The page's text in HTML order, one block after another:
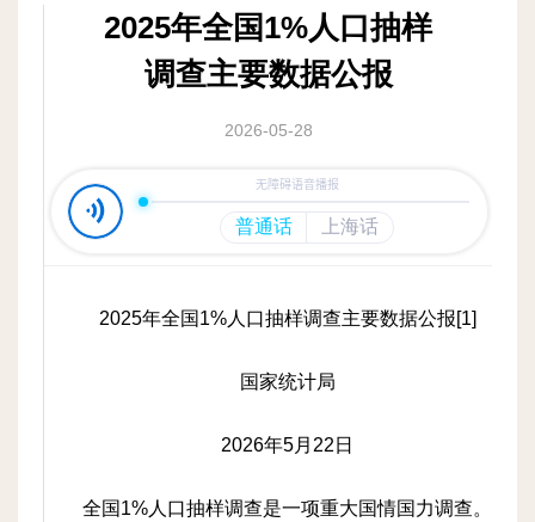
现”，
分享
至朋
2025年全国1%人口抽样
调查主要数据公报
2026-05-28
2025年全国1%人口抽样调查主要数据公报[1]
国家统计局
2026年5月22日
全国1%人口抽样调查是一项重大国情国力调查。